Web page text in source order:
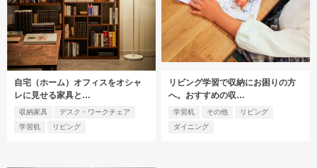
自宅（ホーム）オフィスをオシャ
レに見せる家具と…
収納家具
デスク・ワークチェア
学習机
リビング
リビング学習で収納にお困りの方
へ。おすすめの収…
学習机 その他
リビング
ダイニング